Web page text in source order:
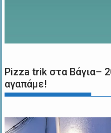
Pizza trik στα Βάγια–
αγαπάμε!